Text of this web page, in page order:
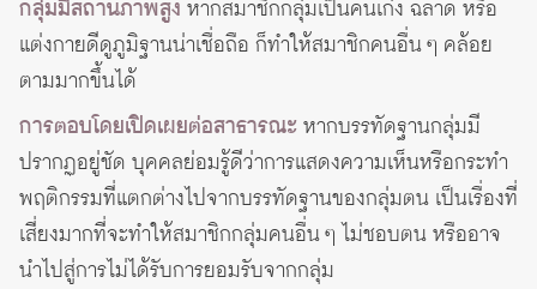
กลุ่มมีสถานภาพสูง หากสมาชิกกลุ่มเป็นคนเก่ง ฉลาด หรือ
แต่งกายดีดูภูมิฐานน่าเชื่อถือ ก็ทำให้สมาชิกคนอื่น ๆ คล้อย
ตามมากขึ้นได้
การตอบโดยเปิดเผยต่อสาธารณะหากบรรทัดฐานกลุ่มมี
ปรากฏอยู่ชัด บุคคลย่อมรู้ดีว่าการแสดงความเห็นหรือกระทำ
พฤติกรรมที่แตกต่างไปจากบรรทัดฐานของกลุ่มตน เป็นเรื่องที่
เสี่ยงมากที่จะทำให้สมาชิกกลุ่มคนอื่น ๆ ไม่ชอบตน หรืออาจ
นำไปสู่การไม่ได้รับการยอมรับจากกลุ่ม